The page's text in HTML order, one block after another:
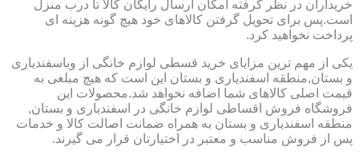
خریداران در نظر گرفته امکان ارسال رایگان کالا تا درب منزل
است.پس برای تحویل گرفتن کالاهای خود هیچ گونه هزینه ای
پرداخت نخواهید کرد.
یکی از مهم ترین مزایای خرید قسطی لوازم خانگی از وباسفندیاری
و بستان,منطقه اسفندیاری و بستان این است که هیچ مبلغی به
قیمت اصلی کالاهای شما اضافه نخواهد شد.محصولات این
فروشگاه فروش اقساطی لوازم خانگی در اسفندیاری و بستان,
منطقه اسفندیاری و بستان به همراه ضمانت اصالت کالا و خدمات
پس از فروش مناسب و معتبر در اختیارتان قرار می گیرند.